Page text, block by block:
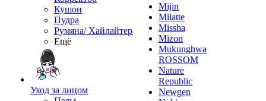
Кушон
Пудра
Румяна/ Хайлайтер
Ещё
Уход за лицом
Mijin
Milatte
Missha
Mizon
Mukunghwa
ROSSOM
Nature
Republic
Newgen